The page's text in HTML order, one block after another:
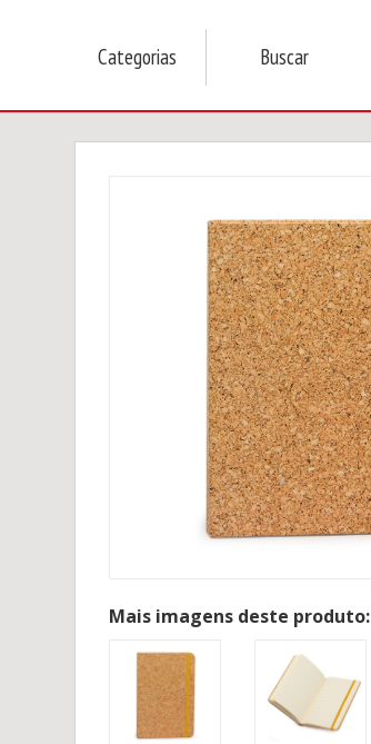
Categorias Buscar
Mais imagens deste produto: